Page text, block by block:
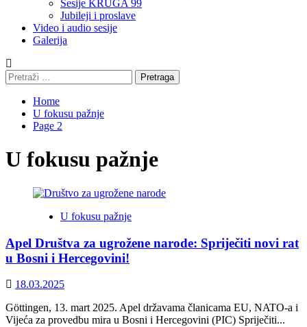
Sesije KRUGA 99
Jubileji i proslave
Video i audio sesije
Galerija
Pretraga:
Home
U fokusu pažnje
Page 2
U fokusu pažnje
U fokusu pažnje
Apel Društva za ugrožene narode: Spriječiti novi rat
u Bosni i Hercegovini!
18.03.2025
Göttingen, 13. mart 2025. Apel državama članicama EU, NATO-a i
Vijeća za provedbu mira u Bosni i Hercegovini (PIC) Spriječiti...